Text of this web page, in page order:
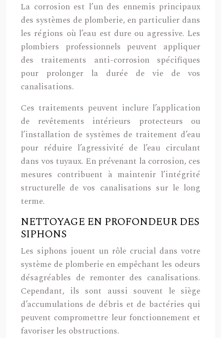
La corrosion est l’un des ennemis principaux
des systèmes de plomberie, en particulier dans
les régions où l’eau est dure ou agressive. Les
plombiers professionnels peuvent appliquer
des traitements anti-corrosion spécifiques
pour prolonger la durée de vie de vos
canalisations.
Ces traitements peuvent inclure l’application
de revêtements intérieurs protecteurs ou
l’installation de systèmes de traitement d’eau
pour réduire l’agressivité de l’eau circulant
dans vos tuyaux. En prévenant la corrosion, ces
mesures contribuent à maintenir l’intégrité
structurelle de vos canalisations sur le long
terme.
NETTOYAGE EN PROFONDEUR DES
SIPHONS
Les siphons jouent un rôle crucial dans votre
système de plomberie en empêchant les odeurs
désagréables de remonter des canalisations.
Cependant, ils sont aussi souvent le siège
d’accumulations de débris et de bactéries qui
peuvent compromettre leur fonctionnement et
favoriser les obstructions.